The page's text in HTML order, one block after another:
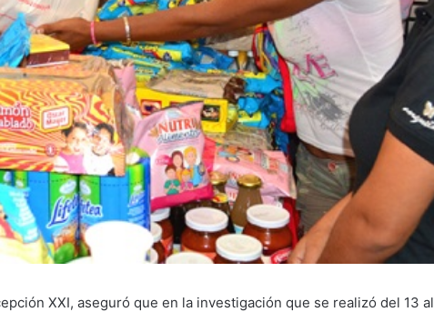
XXI, aseguró que en la investigación que se realizó del 13 al